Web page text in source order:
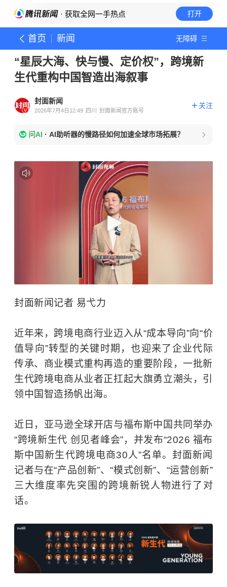
· 获取全网一手热点 打开
首页 新闻 无障碍
“星辰大海、快与慢、定价权”，跨境新
生代重构中国智造出海叙事
封面新闻
2026年7月4日12:49 四川 封面新闻官方账号
关注
问AI · AI助听器的慢路径如何加速全球市场拓展？
封面新闻记者 易弋力
近年来，跨境电商行业迈入从“成本导向”向“价
值导向”转型的关键时期，也迎来了企业代际
传承、商业模式重构再造的重要阶段，一批新
生代跨境电商从业者正扛起大旗勇立潮头，引
领中国智造扬帆出海。
近日，亚马逊全球开店与福布斯中国共同举办
“跨境新生代 创见者峰会”，并发布“2026 福布
斯中国新生代跨境电商30人”名单。封面新闻
记者与在“产品创新”、“模式创新”、“运营创新”
三大维度率先突围的跨境新锐人物进行了对
话。